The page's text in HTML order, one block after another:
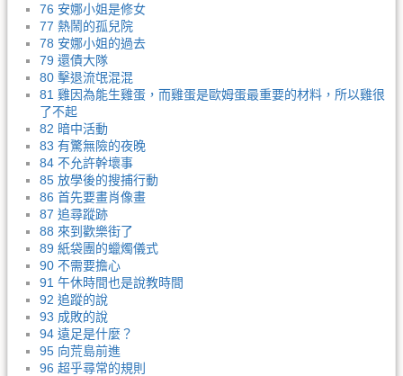
76 安娜小姐是修女
77 熱鬧的孤兒院
78 安娜小姐的過去
79 還債大隊
80 擊退流氓混混
81 雞因為能生雞蛋，而雞蛋是歐姆蛋最重要的材料，所以雞很
了不起
82 暗中活動
83 有驚無險的夜晚
84 不允許幹壞事
85 放學後的搜捕行動
86 首先要畫肖像畫
87 追尋蹤跡
88 來到歡樂街了
89 紙袋團的蠟燭儀式
90 不需要擔心
91 午休時間也是說教時間
92 追蹤的說
93 成敗的說
94 遠足是什麼？
95 向荒島前進
96 超乎尋常的規則